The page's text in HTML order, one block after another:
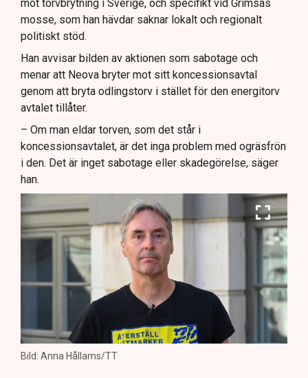
mot torvbrytning i Sverige, och specifikt vid Grimsås
mosse, som han hävdar saknar lokalt och regionalt
politiskt stöd.
Han avvisar bilden av aktionen som sabotage och
menar att Neova bryter mot sitt koncessionsavtal
genom att bryta odlingstorv i stället för den energitorv
avtalet tillåter.
– Om man eldar torven, som det står i
koncessionsavtalet, är det inga problem med ogräsfrön
i den. Det är inget sabotage eller skadegörelse, säger
han.
Bild: Anna Hållams/TT